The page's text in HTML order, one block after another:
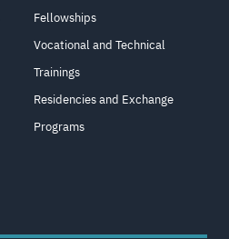
Fellowships
Vocational and Technical
Trainings
Residencies and Exchange
Programs